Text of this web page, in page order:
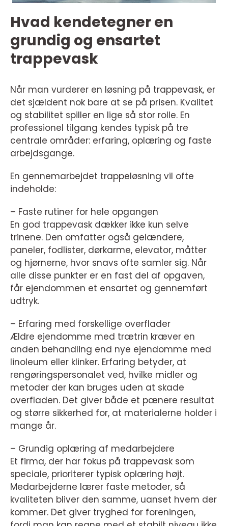
Hvad kendetegner en
grundig og ensartet
trappevask
Når man vurderer en løsning på trappevask, er
det sjældent nok bare at se på prisen. Kvalitet
og stabilitet spiller en lige så stor rolle. En
professionel tilgang kendes typisk på tre
centrale områder: erfaring, oplæring og faste
arbejdsgange.
En gennemarbejdet trappeløsning vil ofte
indeholde:
– Faste rutiner for hele opgangen
En god trappevask dækker ikke kun selve
trinene. Den omfatter også gelændere,
paneler, fodlister, dørkarme, elevator, måtter
og hjørnerne, hvor snavs ofte samler sig. Når
alle disse punkter er en fast del af opgaven,
får ejendommen et ensartet og gennemført
udtryk.
– Erfaring med forskellige overflader
Ældre ejendomme med trætrin kræver en
anden behandling end nye ejendomme med
linoleum eller klinker. Erfaring betyder, at
rengøringspersonalet ved, hvilke midler og
metoder der kan bruges uden at skade
overfladen. Det giver både et pænere resultat
og større sikkerhed for, at materialerne holder i
mange år.
– Grundig oplæring af medarbejdere
Et firma, der har fokus på trappevask som
speciale, prioriterer typisk oplæring højt.
Medarbejderne lærer faste metoder, så
kvaliteten bliver den samme, uanset hvem der
kommer. Det giver tryghed for foreningen,